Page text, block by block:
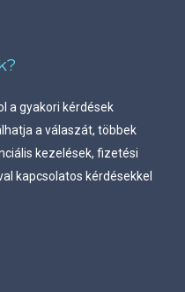
a gyakori kérdések
a válaszát, többek
kezelések, fizetési
kapcsolatos kérdésekkel